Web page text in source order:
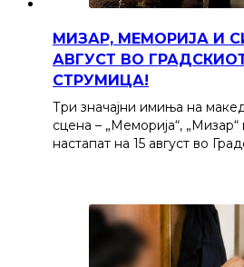
МИЗАР, МЕМОРИЈА И
АВГУСТ ВО
СТРУМИЦА!
Три значајни имиња на
сцена – „Меморија“, „Мизар“
настапат на 15 август во